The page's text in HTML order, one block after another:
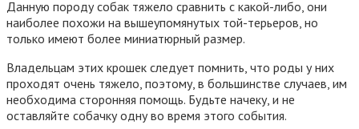
Данную породу собак тяжело сравнить с какой-либо, они
наиболее похожи на вышеупомянутых той-терьеров, но
только имеют более миниатюрный размер.
Владельцам этих крошек следует помнить, что роды у них
проходят очень тяжело, поэтому, в большинстве случаев, им
необходима сторонняя помощь. Будьте начеку, и не
оставляйте собачку одну во время этого события.